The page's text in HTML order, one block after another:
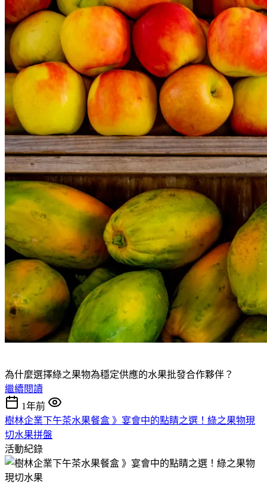
為什麼選擇綠之果物為穩定供應的水果批發合作夥伴？
繼續閱讀
1年前
樹林企業下午茶水果餐盒 》宴會中的點睛之選！綠之果物現
切水果拼盤
活動紀錄